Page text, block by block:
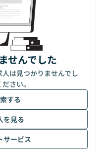
せんでした
は見つかりませんでし
さい。
する
を見る
サービス